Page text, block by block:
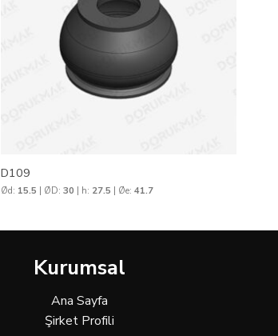
D109
Ød: 15.5 | ØD: 30 | h: 27.5 | Øe: 41.7
Kurumsal
Ana Sayfa
Şirket Profili